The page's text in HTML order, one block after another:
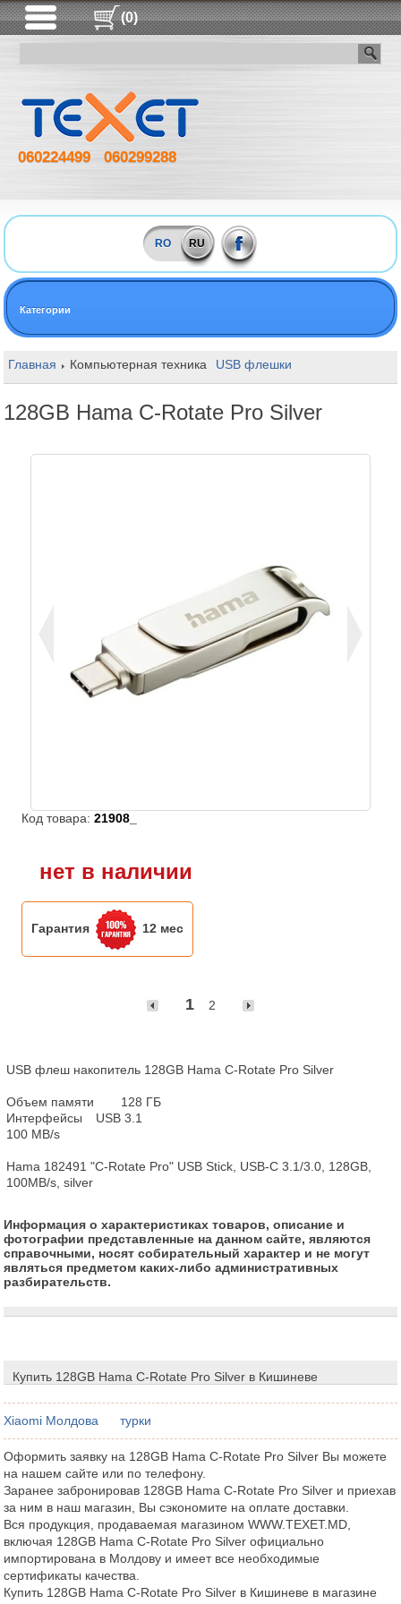
(0)
060224499 060299288
RO RU
Категории
Главная Компьютерная техника USB флешки
128GB Hama C-Rotate Pro Silver
Код товара:21908_
нет в наличии
Гарантия 12 мес
1 2
USB флеш накопитель 128GB Hama C-Rotate Pro Silver
Объем памяти	128 ГБ
Интерфейсы	 USB 3.1
100 MB/s
Hama 182491 "C-Rotate Pro" USB Stick, USB-C 3.1/3.0, 128GB,
100MB/s, silver
Информация о характеристиках товаров, описание и
фотографии представленные на данном сайте, являются
справочными, носят собирательный характер и не могут
являться предметом каких-либо административных
разбирательств.
Купить 128GB Hama C-Rotate Pro Silver в Кишиневе
Xiaomi Молдова турки
Оформить заявку на 128GB Hama C-Rotate Pro Silver Вы можете
на нашем сайте или по телефону.
Заранее забронировав 128GB Hama C-Rotate Pro Silver и приехав
за ним в наш магазин, Вы сэкономите на оплате доставки.
Вся продукция, продаваемая магазином WWW.TEXET.MD,
включая 128GB Hama C-Rotate Pro Silver официально
импортирована в Молдову и имеет все необходимые
сертификаты качества.
Купить 128GB Hama C-Rotate Pro Silver в Кишиневе в магазине